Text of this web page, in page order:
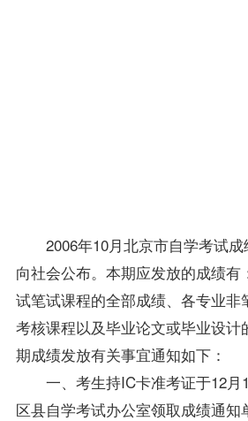
2006年10月北京市自学考试成
向社会公布。本期应发放的成绩有
试笔试课程的全部成绩、各专业
考核课程以及毕业论文或毕业设计
期成绩发放有关事宜通知如下：
一、考生持IC卡准考证于12月
区县自学考试办公室领取成绩通知